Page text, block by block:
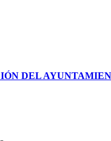
DEL